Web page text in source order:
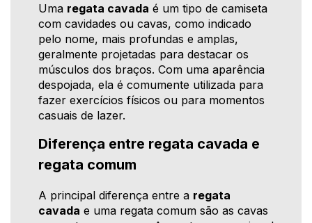
Uma regata cavada é um tipo de camiseta
com cavidades ou cavas, como indicado
pelo nome, mais profundas e amplas,
geralmente projetadas para destacar os
músculos dos braços. Com uma aparência
despojada, ela é comumente utilizada para
fazer exercícios físicos ou para momentos
casuais de lazer.
Diferença entre regata cavada e
regata comum
A principal diferença entre a regata
cavada e uma regata comum são as cavas